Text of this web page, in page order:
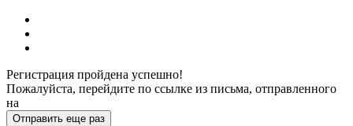
Регистрация пройдена успешно!
Пожалуйста, перейдите по ссылке из письма, отправленного
на
Отправить еще раз